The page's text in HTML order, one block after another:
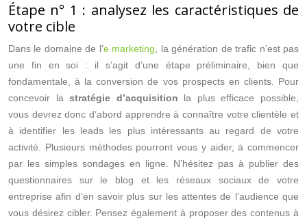
Étape n° 1 : analysez les caractéristiques de
votre cible
Dans le domaine de l’e marketing , la génération de trafic n’est pas
une fin en soi : il s’agit d’une étape préliminaire, bien que
fondamentale, à la conversion de vos prospects en clients. Pour
concevoir lastratégie d’acquisition la plus efficace possible,
vous devrez donc d’abord apprendre à connaître votre clientèle et
à identifier les leads les plus intéressants au regard de votre
activité. Plusieurs méthodes pourront vous y aider, à commencer
par les simples sondages en ligne. N’hésitez pas à publier des
questionnaires sur le blog et les réseaux sociaux de votre
entreprise afin d’en savoir plus sur les attentes de l’audience que
vous désirez cibler. Pensez également à proposer des contenus à